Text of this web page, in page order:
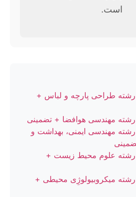
است.
رشته طراحی پارچه و لباس +
رشته مهندسی هوافضا + تضمینی
رشته مهندسی ایمنی، بهداشت و
رشته علوم محیط زیست +
رشته میکروبیولوژِی محیطی +